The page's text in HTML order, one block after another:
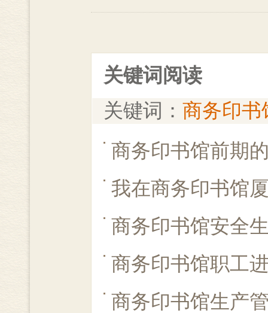
关键词阅读
关键词： 商务印书
商务印书馆前期
我在商务印书馆
商务印书馆安全
商务印书馆职工
商务印书馆生产